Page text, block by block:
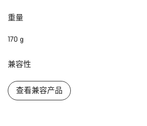
重量
170 g
兼容性
查看兼容产品